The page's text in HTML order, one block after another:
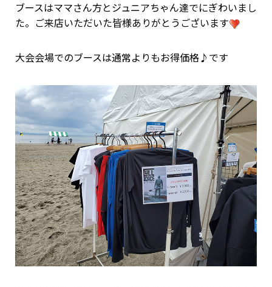
ブースはママさん方とジュニアちゃん達でにぎわいまし
た。ご来店いただいた皆様ありがとうございます
大会会場でのブースは通常よりもお得価格♪です